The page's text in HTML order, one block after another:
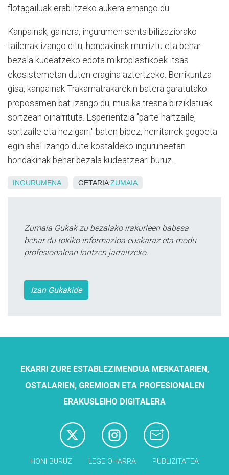
flotagailuak erabiltzeko aukera emango du.
Kanpainak, gainera, ingurumen sentsibilizaziorako
tailerrak izango ditu, hondakinak murriztu eta behar
bezala kudeatzeko edota mikroplastikoek itsas
ekosistemetan duten eragina aztertzeko. Berrikuntza
gisa, kanpainak Trakamatrakarekin batera garatutako
proposamen bat izango du, musika tresna birziklatuak
sortzean oinarrituta. Esperientzia "parte hartzaile,
sortzaile eta hezigarri" baten bidez, herritarrek gogoeta
egin ahal izango dute kostaldeko inguruneetan
hondakinak behar bezala kudeatzeari buruz.
INGURUMENA GETARIAZUMAIA
Zumaia Gukak zu bezalako irakurleen babesa
behar du tokiko informazioa euskaraz eta modu
profesionalean lantzen jarraitzeko.
Izan Gukakide
EKARRI ZURE ESTABLEZIMENDUA MERKATARIEN,
OSTALARIEN, GREMIOEN ETA PROFESIONALEN
ERAKUSLEIHO DIGITALERA
HONI BURUZ LEGE OHARRA PUBLIZITATEA